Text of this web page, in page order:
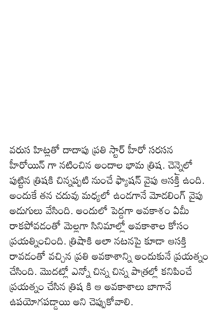
వరుస హిట్లతో దాదాపు ప్రతి స్టార్ హీరో సరసన
హీరోయిన్ గా నటించిన అందాల భామ త్రిష. చెన్నైలో
పుట్టిన త్రిషకి చిన్నప్పటి నుంచే ఫ్యాషన్ వైపు ఆసక్తి ఉంది.
అందుకే తన చదువు మధ్యలో ఉండగానే మోడలింగ్ వైపు
అడుగులు వేసింది. అందులో పెద్దగా అవకాశం ఏమీ
రాకపోవడంతో మెల్లగా సినిమాల్లో అవకాశాల కోసం
ప్రయత్నించింది. త్రిషాకి అలా నటనపై కూడా ఆసక్తి
రావడంతో వచ్చిన ప్రతి అవకాశాన్ని అందుకునే ప్రయత్నం
చేసింది. మొదట్లో ఎన్నో చిన్న చిన్న పాత్రల్లో కనిపించే
ప్రయత్నం చేసిన త్రిష కి ఆ అవకాశాలు బాగానే
ఉపయోగపడ్డాయి అని చెప్పుకోవాలి.